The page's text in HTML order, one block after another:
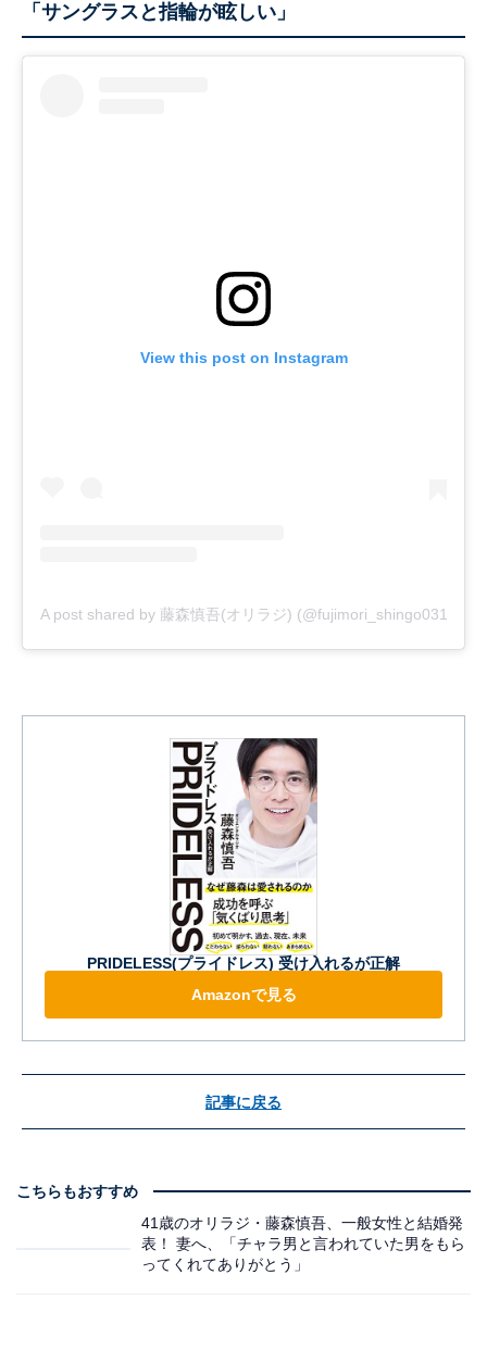
「サングラスと指輪が眩しい」
View this post on Instagram
A post shared by 藤森慎吾(オリラジ) (@fujimori_shingo0317)
PRIDELESS(プライドレス) 受け入れるが正解
Amazonで見る
記事に戻る
こちらもおすすめ
41歳のオリラジ・藤森慎吾、一般女性と結婚発
表！ 妻へ、「チャラ男と言われていた男をもら
ってくれてありがとう」